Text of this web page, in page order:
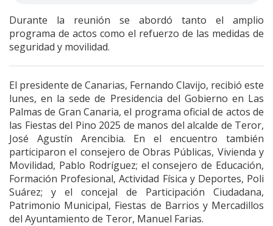
Durante la reunión se abordó tanto el amplio
programa de actos como el refuerzo de las medidas de
seguridad y movilidad.
El presidente de Canarias, Fernando Clavijo, recibió este
lunes, en la sede de Presidencia del Gobierno en Las
Palmas de Gran Canaria, el programa oficial de actos de
las Fiestas del Pino 2025 de manos del alcalde de Teror,
José Agustín Arencibia. En el encuentro también
participaron el consejero de Obras Públicas, Vivienda y
Movilidad, Pablo Rodríguez; el consejero de Educación,
Formación Profesional, Actividad Física y Deportes, Poli
Suárez; y el concejal de Participación Ciudadana,
Patrimonio Municipal, Fiestas de Barrios y Mercadillos
del Ayuntamiento de Teror, Manuel Farias.